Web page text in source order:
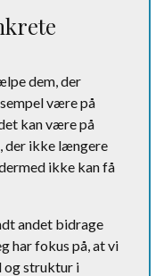
dem, der
være på
kan være på
der ikke længere
ikke kan få
andet bidrage
har fokus på, at vi
og struktur i